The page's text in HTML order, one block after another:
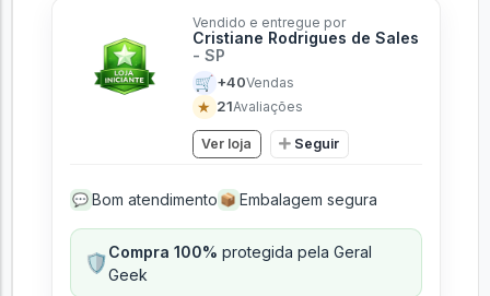
Vendido e entregue por
Cristiane Rodrigues de Sales
- SP
🛒 +40Vendas
★ 21Avaliações
Ver loja Seguir
💬 Bom atendimento 📦 Embalagem segura
🛡️Compra 100% protegida pela Geral
Geek